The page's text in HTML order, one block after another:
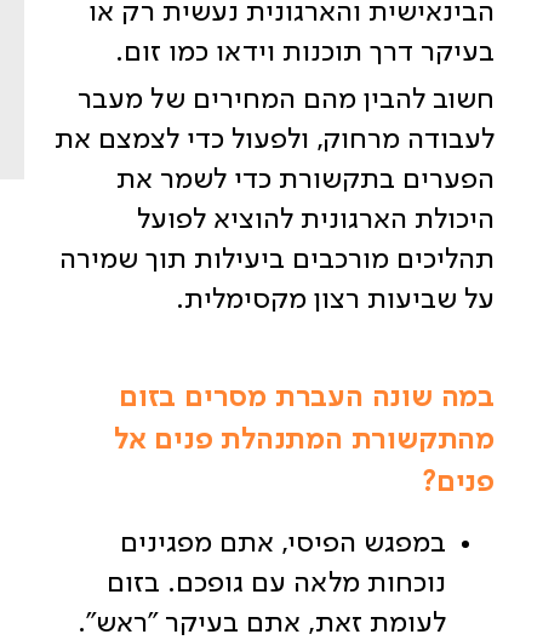
הבינאישית והארגונית נעשית רק או
בעיקר דרך תוכנות וידאו כמו זום.
חשוב להבין מהם המחירים של מעבר
לעבודה מרחוק, ולפעול כדי לצמצם את
הפערים בתקשורת כדי לשמר את
היכולת הארגונית להוציא לפועל
תהליכים מורכבים ביעילות תוך שמירה
על שביעות רצון מקסימלית.
במה שונה העברת מסרים בזום
מהתקשורת המתנהלת פנים אל
פנים?
במפגש הפיסי, אתם מפגינים
נוכחות מלאה עם גופכם. בזום
לעומת זאת, אתם בעיקר "ראש".